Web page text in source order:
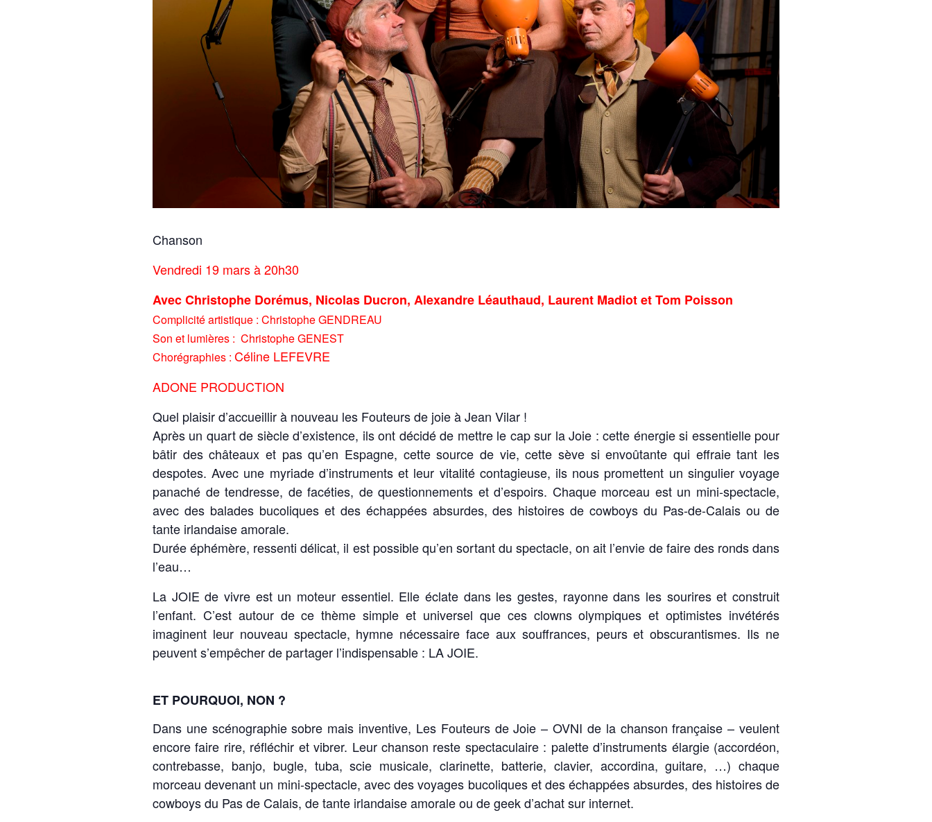
Chanson
Vendredi 19 mars à 20h30
Avec Christophe Dorémus, Nicolas Ducron, Alexandre Léauthaud, Laurent Madiot et Tom Poisson
Complicité artistique : Christophe GENDREAU
Son et lumières : Christophe GENEST
Chorégraphies : Céline LEFEVRE
ADONE PRODUCTION
Quel plaisir d’accueillir à nouveau les Fouteurs de joie à Jean Vilar !
Après un quart de siècle d’existence, ils ont décidé de mettre le cap sur la Joie : cette énergie si essentielle pour
bâtir des châteaux et pas qu’en Espagne, cette source de vie, cette sève si envoûtante qui effraie tant les
despotes. Avec une myriade d’instruments et leur vitalité contagieuse, ils nous promettent un singulier voyage
panaché de tendresse, de facéties, de questionnements et d’espoirs. Chaque morceau est un mini-spectacle,
avec des balades bucoliques et des échappées absurdes, des histoires de cowboys du Pas-de-Calais ou de
tante irlandaise amorale.
Durée éphémère, ressenti délicat, il est possible qu’en sortant du spectacle, on ait l’envie de faire des ronds dans
l’eau…
La JOIE de vivre est un moteur essentiel. Elle éclate dans les gestes, rayonne dans les sourires et construit
l’enfant. C’est autour de ce thème simple et universel que ces clowns olympiques et optimistes invétérés
imaginent leur nouveau spectacle, hymne nécessaire face aux souffrances, peurs et obscurantismes. Ils ne
peuvent s’empêcher de partager l’indispensable : LA JOIE.
ET POURQUOI, NON ?
Dans une scénographie sobre mais inventive, Les Fouteurs de Joie – OVNI de la chanson française – veulent
encore faire rire, réfléchir et vibrer. Leur chanson reste spectaculaire : palette d’instruments élargie (accordéon,
contrebasse, banjo, bugle, tuba, scie musicale, clarinette, batterie, clavier, accordina, guitare, …) chaque
morceau devenant un mini-spectacle, avec des voyages bucoliques et des échappées absurdes, des histoires de
cowboys du Pas de Calais, de tante irlandaise amorale ou de geek d’achat sur internet.